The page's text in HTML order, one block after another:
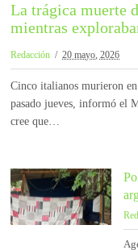
La trágica muerte
mientras
Redacción 20 mayo, 2026
Cinco italianos murieron
pasado jueves, informó el
cree que…